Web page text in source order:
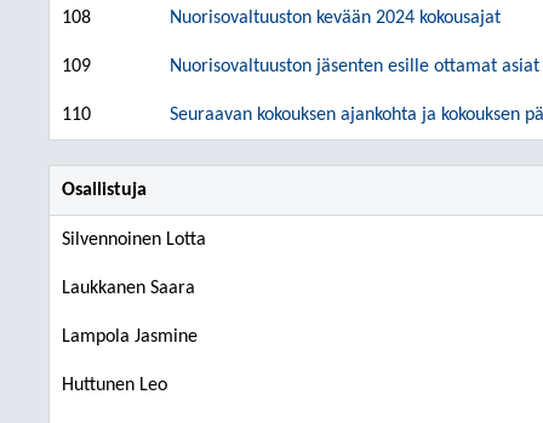
108 Nuorisovaltuuston kevään 2024 kokousajat
109 Nuorisovaltuuston jäsenten esille ottamat asiat
110 Seuraavan kokouksen ajankohta ja kokouksen
Osallistuja
Silvennoinen Lotta
Laukkanen Saara
Lampola Jasmine
Huttunen Leo